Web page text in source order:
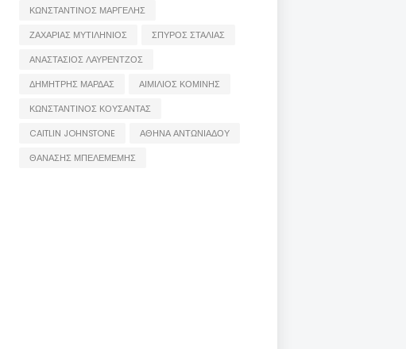
ΚΩΝΣΤΑΝΤΙΝΟΣ ΜΑΡΓΕΛΗΣ
ΖΑΧΑΡΙΑΣ ΜΥΤΙΛΗΝΙΟΣ
ΣΠΥΡΟΣ ΣΤΑΛΙΑΣ
ΑΝΑΣΤΑΣΙΟΣ ΛΑΥΡΕΝΤΖΟΣ
ΔΗΜΗΤΡΗΣ ΜΑΡΔΑΣ
ΑΙΜΙΛΙΟΣ ΚΟΜΙΝΗΣ
ΚΩΝΣΤΑΝΤΙΝΟΣ ΚΟΥΣΑΝΤΑΣ
CAITLIN JOHNSTONE
ΑΘΗΝΑ ΑΝΤΩΝΙΑΔΟΥ
ΘΑΝΑΣΗΣ ΜΠΕΛΕΜΕΜΗΣ